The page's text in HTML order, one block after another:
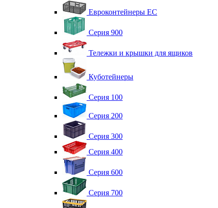
Евроконтейнеры ЕС
Серия 900
Тележки и крышки для ящиков
Куботейнеры
Серия 100
Серия 200
Серия 300
Серия 400
Серия 600
Серия 700